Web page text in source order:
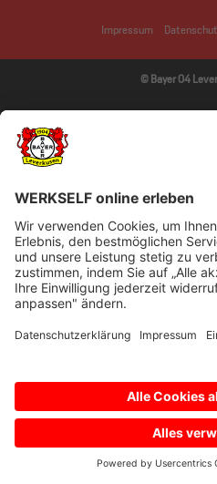
Impressum
© Bayer 04